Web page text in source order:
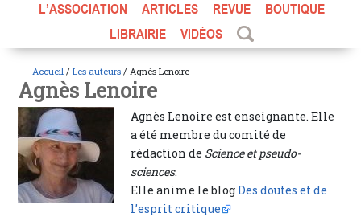
L’ASSOCIATION ARTICLES REVUE
BOUTIQUE
LIBRAIRIE
VIDÉOS
Accueil / Les auteurs / Agnès Lenoire
Agnès Lenoire
Agnès Lenoire est enseignante. Elle
a été membre du comité de
rédaction de Science et pseudo-
sciences.
Elle anime le blogDes doutes et de
l’esprit critique